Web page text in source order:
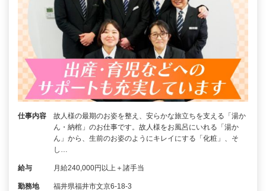
仕事内容
故人様の最期のお姿を整え、安らかな旅立ちを支える「湯か
ん・納棺」のお仕事です。故人様をお風呂にいれる「湯か
ん」から、生前のお姿のようにキレイにする「化粧」、そ
し…
給与 月給240,000円以上＋諸手当
勤務地 福井県福井市文京6-18-3